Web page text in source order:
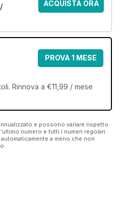
/
ACQUISTA ORA
PROVA 1 MESE
Rinnova a €11,99 / mese
e possono variare rispetto
numero e tutti i numeri regolari
a meno che non